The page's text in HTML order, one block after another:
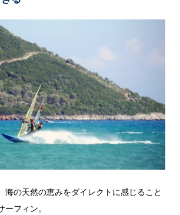
海の天然の恵みをダイレクトに感じること
フィン。